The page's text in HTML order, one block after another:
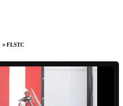
＞FLSTC